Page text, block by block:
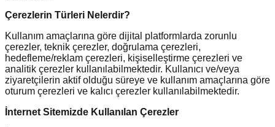
Çerezlerin Türleri Nelerdir?
Kullanım amaçlarına göre dijital platformlarda zorunlu
çerezler, teknik çerezler, doğrulama çerezleri,
hedefleme/reklam çerezleri, kişiselleştirme çerezleri ve
analitik çerezler kullanılabilmektedir. Kullanıcı ve/veya
ziyaretçilerin aktif olduğu süreye ve kullanım amaçlarına göre
oturum çerezleri ve kalıcı çerezler kullanılabilmektedir.
İnternet Sitemizde Kullanılan Çerezler